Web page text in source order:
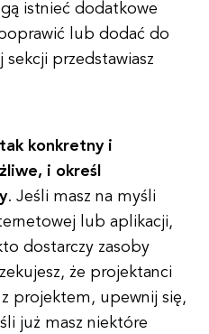
istnieć dodatkowe
lub dodać do
przedstawiasz
konkretny i
i określ
. Jeśli masz na myśli
lub aplikacji,
dostarczy zasoby
że projektanci
projektem, upewnij się,
już masz niektóre